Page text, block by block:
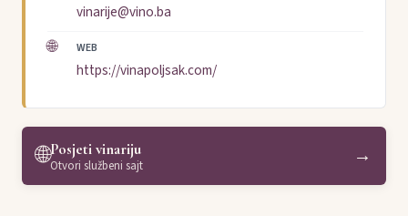
vinarije@vino.ba
🌐 WEB
https://vinapoljsak.com/
🌐Posjeti vinariju
Otvori službeni sajt →